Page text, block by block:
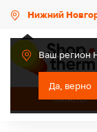
Нижний
Ваш регион
Да, верно
КАТАЛОГ